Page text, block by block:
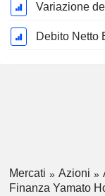
Variazione
Debito Netto
Mercati Azioni
Finanza Yamato